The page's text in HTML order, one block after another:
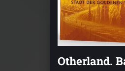
Otherland.